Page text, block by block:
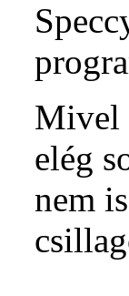
Mivel
elég
nem